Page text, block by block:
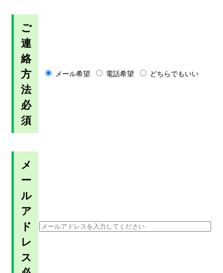
ご
連
絡
方
法
必
須
メール希望 電話希望 どちらでもいい
メ
ー
ル
ア
ド
レ
ス